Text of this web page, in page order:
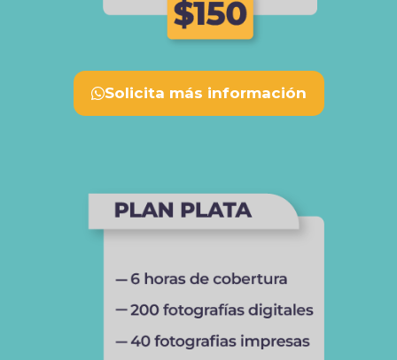
Solicita más información